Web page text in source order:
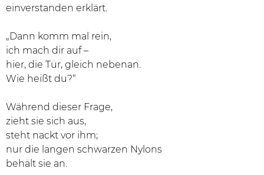
einverstanden erklärt.
„Dann komm mal rein,
ich mach dir auf –
hier, die Tür, gleich nebenan.
Wie heißt du?“
Während dieser Frage,
zieht sie sich aus,
steht nackt vor ihm;
nur die langen schwarzen Nylons
behält sie an.